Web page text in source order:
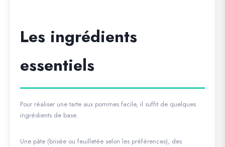
Les ingrédients
essentiels
Pour réaliser une tarte aux pommes facile, il suffit de quelques
ingrédients de base.
Une pâte (brisée ou feuilletée selon les préférences), des